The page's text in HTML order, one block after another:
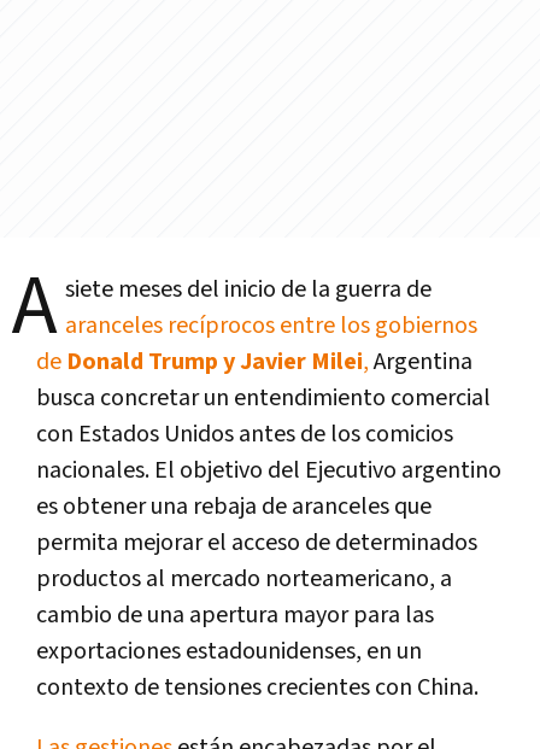
A siete meses del inicio de la guerra de
aranceles recíprocos entre los gobiernos
de Donald Trump y Javier Milei,Argentina
busca concretar un entendimiento comercial
con Estados Unidos antes de los comicios
nacionales. El objetivo del Ejecutivo argentino
es obtener una rebaja de aranceles que
permita mejorar el acceso de determinados
productos al mercado norteamericano, a
cambio de una apertura mayor para las
exportaciones estadounidenses, en un
contexto de tensiones crecientes con China.